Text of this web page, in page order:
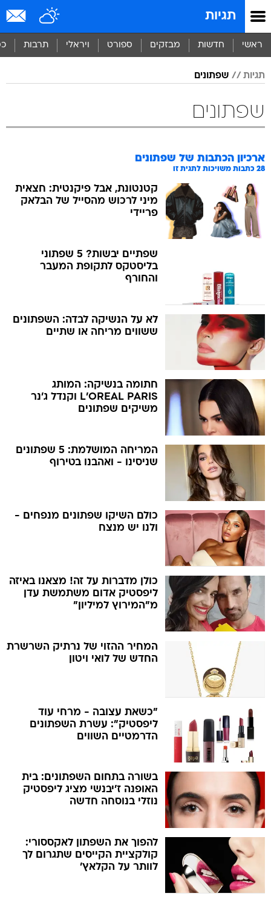
תגיות
ראשי חדשות מבזקים ספורט ויראלי תרבות
תגיות שפתונים
שפתונים
ארכיון הכתבות של שפתונים
28 כתבות משויכות לתגית זו
קטנטונת, אבל פיקנטית: חצאית
מיני לרכוש מהסייל של הבלאק
פריידי
שפתיים יבשות? 5 שפתוני
בליסטקס לתקופת המעבר
והחורף
לא על הנשיקה לבדה: השפתונים
ששווים מריחה או שתיים
חתומה בנשיקה: המותג
L'OREAL PARIS וקנדל ג'נר
משיקים שפתונים
המריחה המושלמת: 5 שפתונים
שניסינו - ואהבנו בטירוף
כולם השיקו שפתונים מנפחים -
ולנו יש מנצח
כולן מדברות על זה! מצאנו באיזה
ליפסטיק אדום משתמשת עדן
מ"המירוץ למיליון"
המחיר ההזוי של נרתיק השרשרת
החדש של לואי ויטון
"כשאת עצובה - מרחי עוד
ליפסטיק": עשרת השפתונים
הדרמטיים השווים
בשורה בתחום השפתונים: בית
האופנה ז'יבנשי מציג ליפסטיק
נוזלי בנוסחה חדשה
להפוך את השפתון לאקססורי:
קולקציית הקייסים שתגרום לך
לוותר על הקלאץ'